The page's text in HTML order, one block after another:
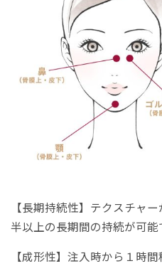
【長期持続性】テクスチャ
半以上の長期間の持続が可能
【成形性】注入時から１時